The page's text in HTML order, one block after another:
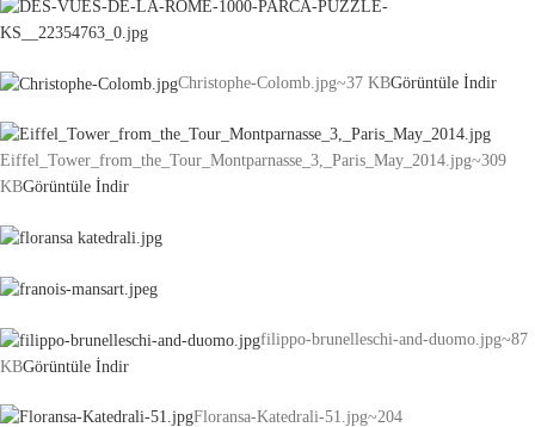
Christophe-Colomb.jpg~37 KBGörüntüle İndir
Eiffel_Tower_from_the_Tour_Montparnasse_3,_Paris_May_2014.jpg~309
KBGörüntüle İndir
filippo-brunelleschi-and-duomo.jpg~87
KBGörüntüle İndir
Floransa-Katedrali-51.jpg~204